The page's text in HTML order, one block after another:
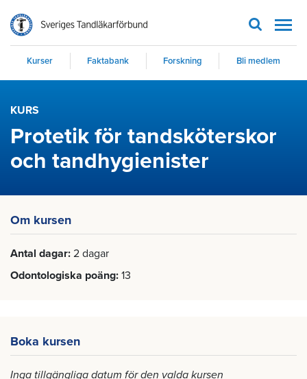
Kurser Faktabank Forskning Bli medlem
KURS
Protetik för tandsköterskor
och tandhygienister
Om kursen
Antal dagar 2 dagar
Odontologiska poäng 13
Boka kursen
Inga tillgängliga datum för den valda kursen